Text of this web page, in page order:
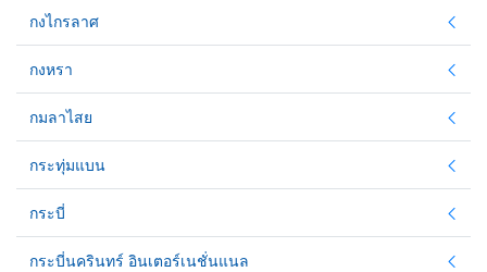
กงไกรลาศ
กงหรา
กมลาไสย
กระทุ่มแบน
กระบี่
กระบี่นครินทร์ อินเตอร์เนชั่นแนล